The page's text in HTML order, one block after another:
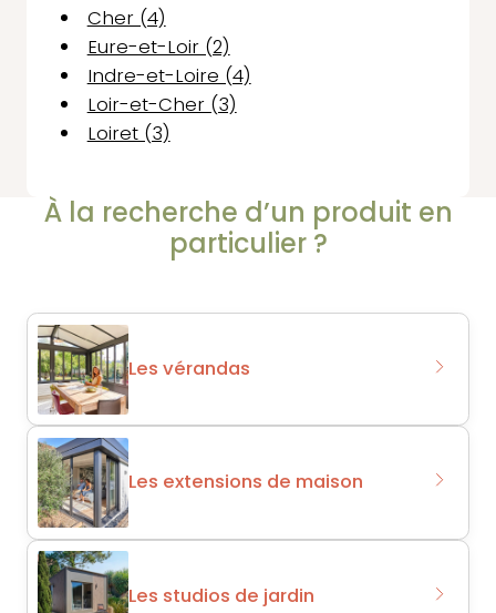
Cher (4)
Eure-et-Loir (2)
Indre-et-Loire (4)
Loir-et-Cher (3)
Loiret (3)
À la recherche d’un produit en
particulier ?
Les vérandas
Les extensions de maison
Les studios de jardin